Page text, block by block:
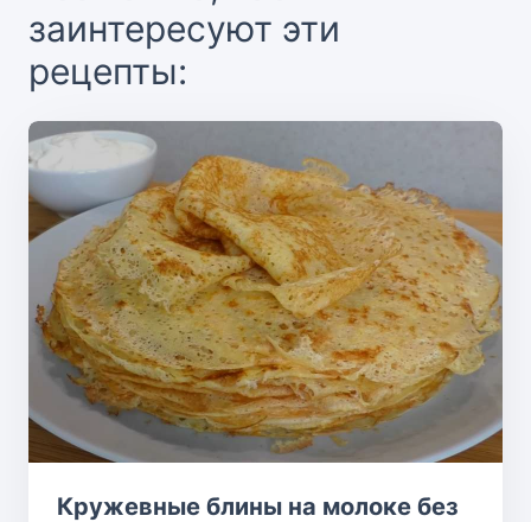
заинтересуют эти
рецепты:
Кружевные блины на молоке без